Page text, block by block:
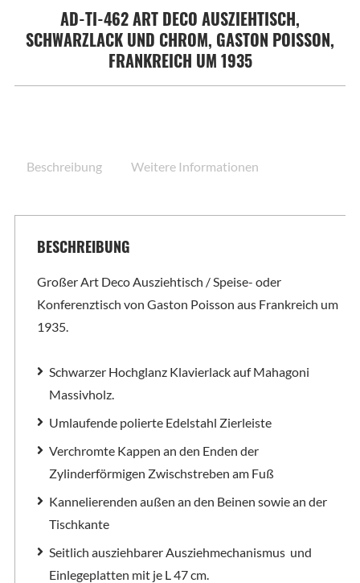
AD-TI-462 ART DECO AUSZIEHTISCH,
SCHWARZLACK UND CHROM, GASTON POISSON,
FRANKREICH UM 1935
Beschreibung Weitere Informationen
BESCHREIBUNG
Großer Art Deco Ausziehtisch / Speise- oder
Konferenztisch von Gaston Poisson aus Frankreich um
1935.
Schwarzer Hochglanz Klavierlack auf Mahagoni
Massivholz.
Umlaufende polierte Edelstahl Zierleiste
Verchromte Kappen an den Enden der
Zylinderförmigen Zwischstreben am Fuß
Kannelierenden außen an den Beinen sowie an der
Tischkante
Seitlich ausziehbarer Ausziehmechanismus und
Einlegeplatten mit je L 47 cm.